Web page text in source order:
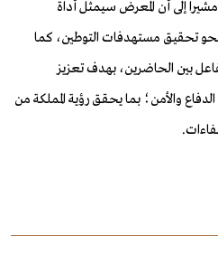
تم تنظيمه في العام 2022، مشيراً إلى أن المعرض سيمثل أداة
تحقيق مستهدفات التوطين، كما
بين الحاضرين، بهدف تعزيز
والأمن؛ بما يحقق رؤية المملكة من